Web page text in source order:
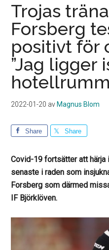
Trojas
Forsberg
positivt för
”Jag ligger
2022-01-20 av Magnus Blom
Share Share
Covid-19 fortsätter att härja
senaste i raden som
Forsberg som därmed
IF Björklöven.